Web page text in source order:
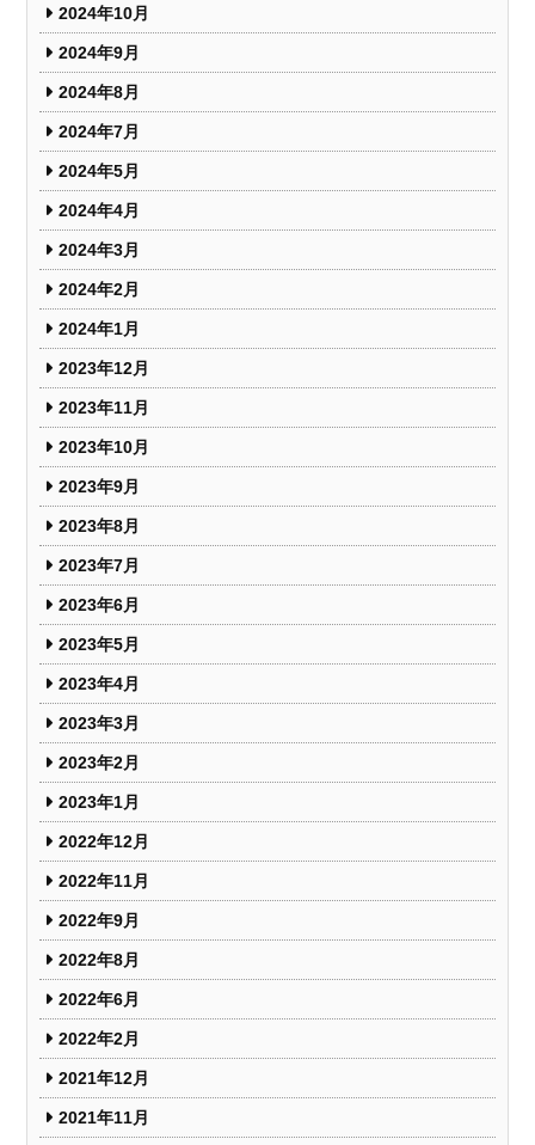
2024年10月
2024年9月
2024年8月
2024年7月
2024年5月
2024年4月
2024年3月
2024年2月
2024年1月
2023年12月
2023年11月
2023年10月
2023年9月
2023年8月
2023年7月
2023年6月
2023年5月
2023年4月
2023年3月
2023年2月
2023年1月
2022年12月
2022年11月
2022年9月
2022年8月
2022年6月
2022年2月
2021年12月
2021年11月